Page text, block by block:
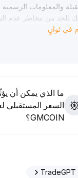
والمعلومات
للحد من مخاطر عدم
في ثوانٍ
ما الذي يمكن أن
السعر المستقبلي
GMCOIN؟